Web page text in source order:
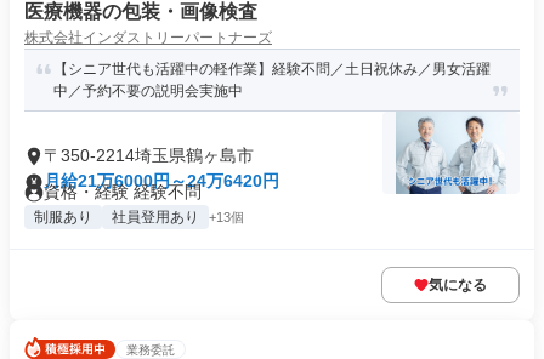
医療機器の包装・画像検査
株式会社インダストリーパートナーズ
【シニア世代も活躍中の軽作業】経験不問／土日祝休み／男女活躍
中／予約不要の説明会実施中
〒350-2214埼玉県鶴ヶ島市
月給21万6000円～24万6420円
資格・経験 経験不問
制服あり 社員登用あり +13個
気になる
業務委託